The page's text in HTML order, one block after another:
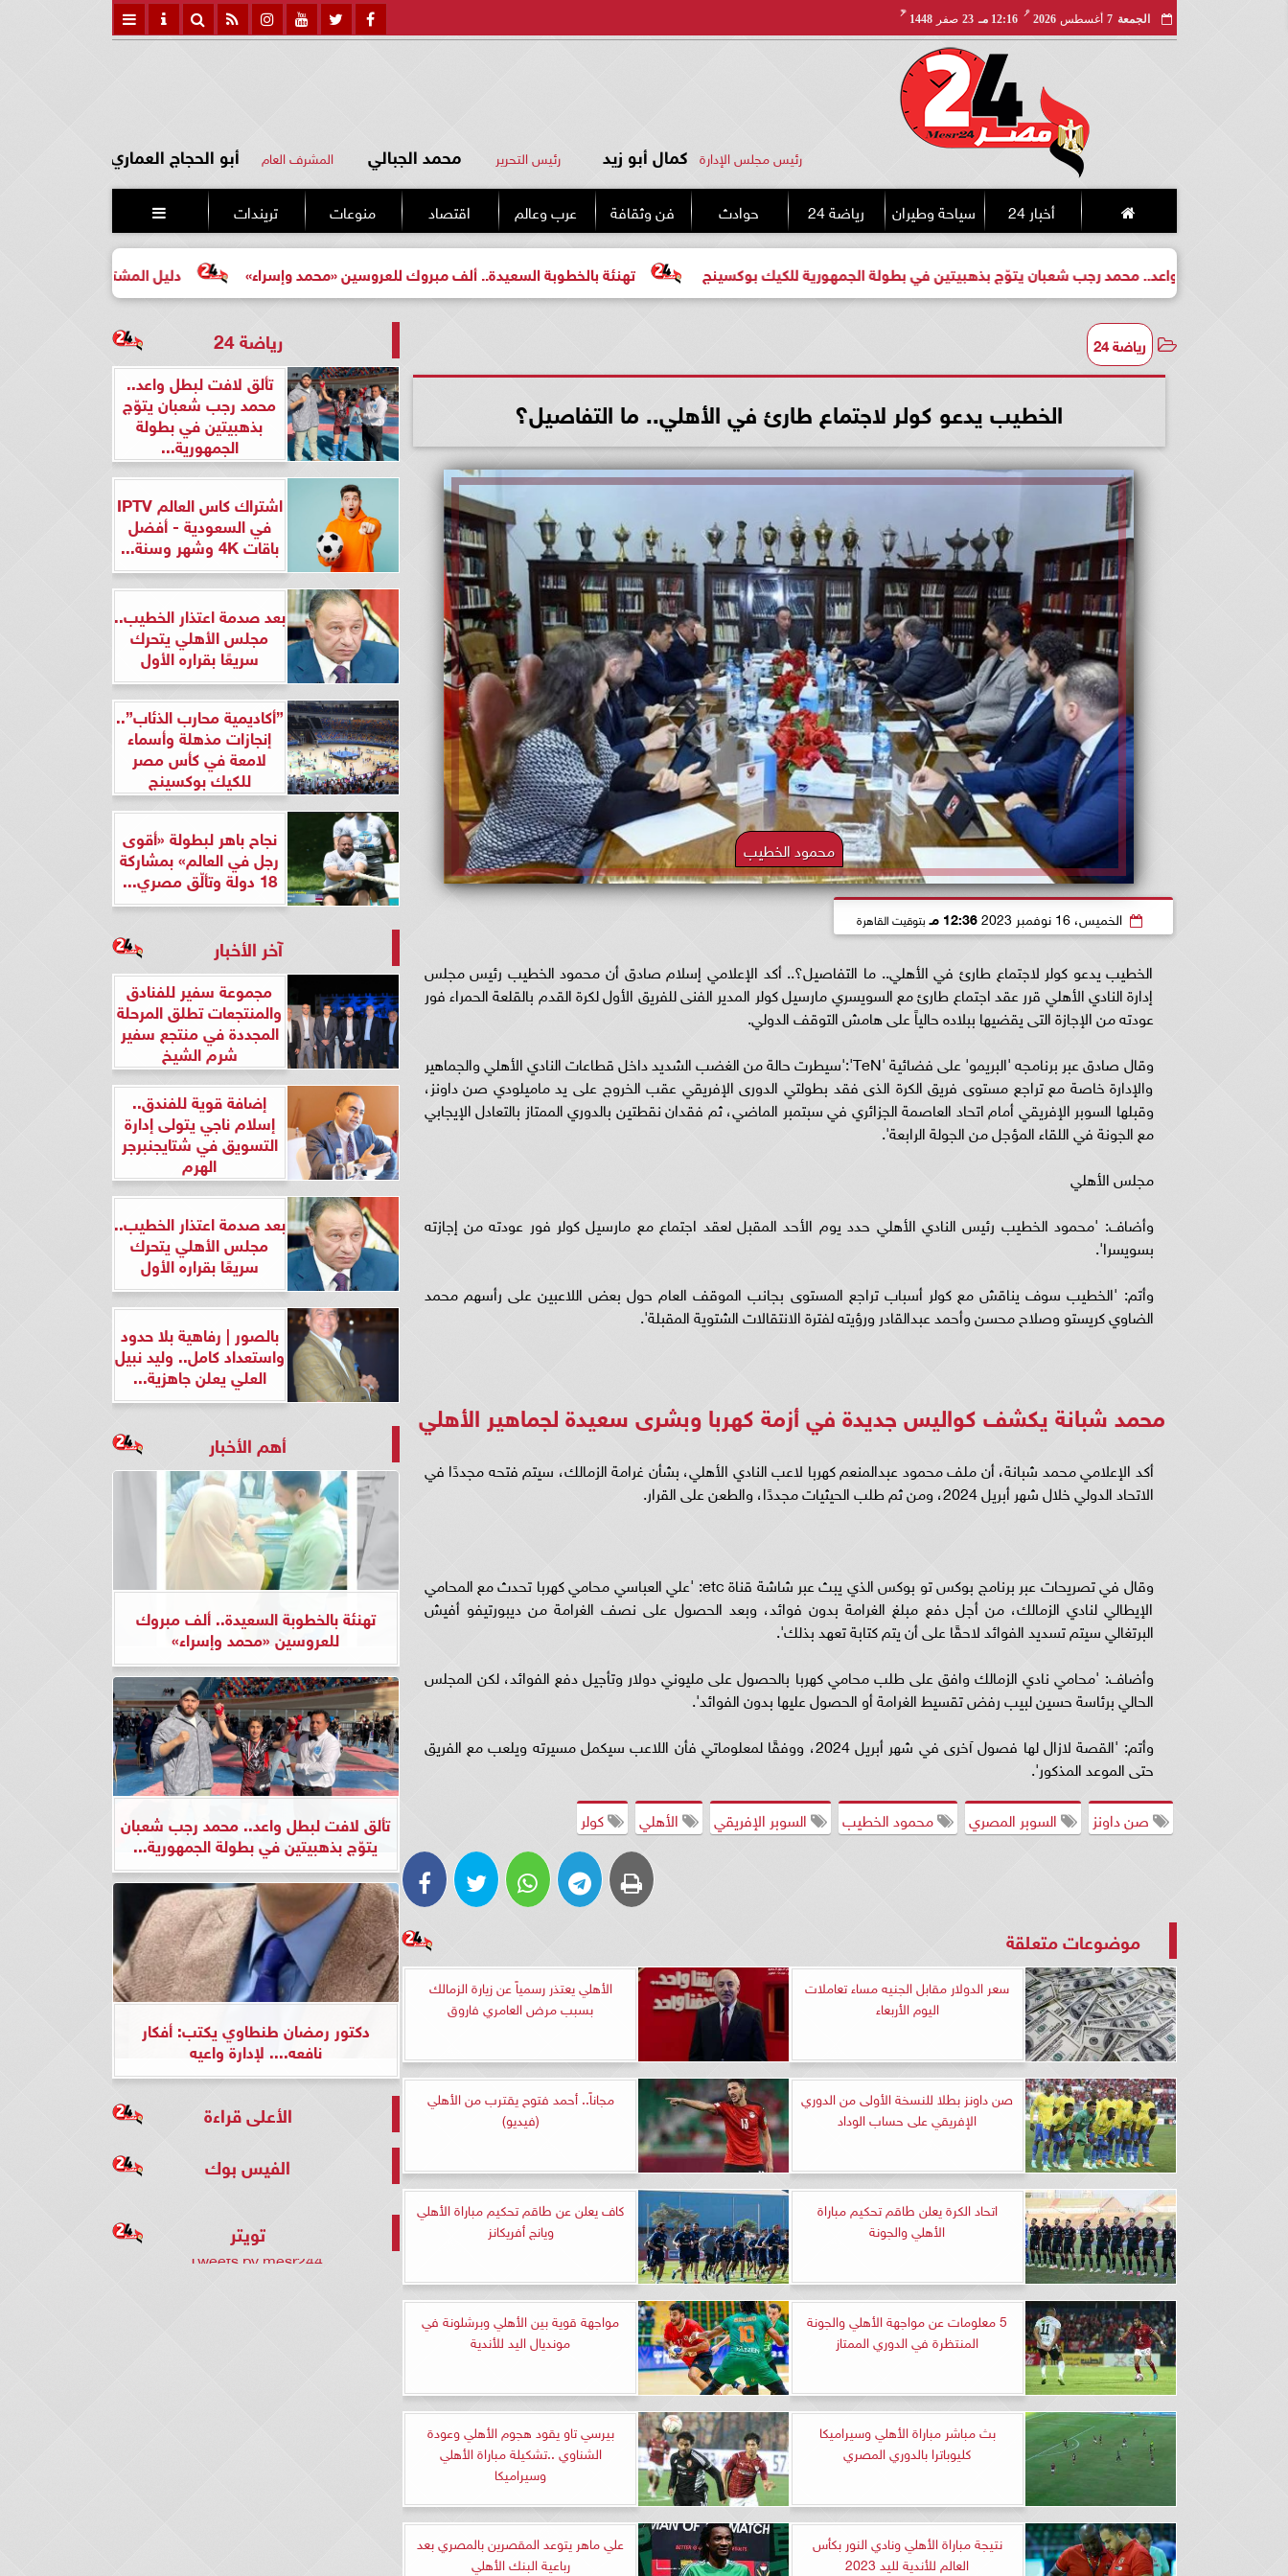
الجمعة 7 أغسطس 2026
مـ
12:16 مـ 23 صفر 1448
هـ
رئيس مجلس الإدارة كمال أبو زيد رئيس التحرير محمد الجبالي المشرف العام أبو الحجاج العماري
أخبار 24 سياحة وطيران رياضة 24 حوادث فن وثقافة عرب وعالم اقتصاد منوعات تريندات 
دليل المشتري لأول مرة لاختيار مشروع تهنئة بالخطوبة السعيدة.. ألف مبروك للعروسين «محمد وإسراء» واعد.. محمد رجب شعبان يتوّج بذهبيتين في بطولة الجمهورية للكيك بوكسينج
رياضة 24
الخطيب يدعو كولر لاجتماع طارئ في الأهلي.. ما التفاصيل؟
محمود الخطيب
الخميس، 16 نوفمبر 2023 12:36 مـ بتوقيت القاهرة
الخطيب يدعو كولر لاجتماع طارئ في الأهلي.. ما التفاصيل؟.. أكد الإعلامي إسلام صادق أن محمود الخطيب رئيس مجلس
إدارة النادي الأهلي قرر عقد اجتماع طارئ مع السويسري مارسيل كولر المدير الفنى للفريق الأول لكرة القدم بالقلعة الحمراء فور
عودته من الإجازة التى يقضيها ببلاده حالياً على هامش التوقف الدولي.
وقال صادق عبر برنامجه 'البريمو' على فضائية 'TeN':'سيطرت حالة من الغضب الشديد داخل قطاعات النادي الأهلي والجماهير
والإدارة خاصة مع تراجع مستوى فريق الكرة الذى فقد بطولتي الدورى الإفريقي عقب الخروج على يد ماميلودي صن داونز،
وقبلها السوبر الإفريقي أمام اتحاد العاصمة الجزائري في سبتمبر الماضي، ثم فقدان نقطتين بالدوري الممتاز بالتعادل الإيجابي
مع الجونة في اللقاء المؤجل من الجولة الرابعة'.
مجلس الأهلي
وأضاف: 'محمود الخطيب رئيس النادي الأهلي حدد يوم الأحد المقبل لعقد اجتماع مع مارسيل كولر فور عودته من إجازته
بسويسرا'.
وأتم: 'الخطيب سوف يناقش مع كولر أسباب تراجع المستوى بجانب الموقف العام حول بعض اللاعبين على رأسهم محمد
الضاوي كريستو وصلاح محسن وأحمد عبدالقادر ورؤيته لفترة الانتقالات الشتوية المقبلة'.
محمد شبانة يكشف كواليس جديدة في أزمة كهربا وبشرى سعيدة لجماهير الأهلي
أكد الإعلامي محمد شبانة، أن ملف محمود عبدالمنعم كهربا لاعب النادي الأهلي، بشأن غرامة الزمالك، سيتم فتحه مجددًا في
الاتحاد الدولي خلال شهر أبريل 2024، ومن ثم طلب الحيثيات مجددًا، والطعن على القرار.
وقال في تصريحات عبر برنامج بوكس تو بوكس الذي يبث عبر شاشة قناة etc: 'علي العباسي محامي كهربا تحدث مع المحامي
الإيطالي لنادي الزمالك، من أجل دفع مبلغ الغرامة بدون فوائد، وبعد الحصول على نصف الغرامة من ديبورتيفو أفيش
البرتغالي سيتم تسديد الفوائد لاحقًا على أن يتم كتابة تعهد بذلك'.
وأضاف: 'محامي نادي الزمالك وافق على طلب محامي كهربا بالحصول على مليوني دولار وتأجيل دفع الفوائد، لكن المجلس
الحالي برئاسة حسين لبيب رفض تقسيط الغرامة أو الحصول عليها بدون الفوائد'.
وأتم: 'القصة لازال لها فصول آخرى في شهر أبريل 2024، ووفقًا لمعلوماتي فأن اللاعب سيكمل مسيرته ويلعب مع الفريق
حتى الموعد المذكور'.
صن داونز
السوبر المصري محمود الخطيب السوبر الإفريقي الأهلي كولر
موضوعات متعلقة
سعر الدولار مقابل الجنيه مساء تعاملات
اليوم الأربعاء
الأهلي يعتذر رسمياً عن زيارة الزمالك
بسبب مرض العامري فاروق
صن داونز بطلا للنسخة الأولى من الدوري
الإفريقي على حساب الوداد
مجاناً.. أحمد فتوح يقترب من الأهلي
(فيديو)
اتحاد الكرة يعلن طاقم تحكيم مباراة
الأهلي والجونة
كاف يعلن عن طاقم تحكيم مباراة الأهلي
ويانج أفريكانز
5 معلومات عن مواجهة الأهلي والجونة
المنتظرة في الدوري الممتاز
مواجهة قوية بين الأهلي وبرشلونة في
مونديال اليد للأندية
بث مباشر مباراة الأهلي وسيراميكا
كليوباترا بالدوري المصري
بيرسي تاو يقود هجوم الأهلي وعودة
الشناوي ..تشكيلة مباراة الأهلي
وسيراميكا
نتيجة مباراة الأهلي ونادي النور بكأس
العالم للأندية لليد 2023
علي ماهر يتوعد المقصرين بالمصري بعد
رباعية البنك الأهلي
رياضة 24
تألق لافت لبطل واعد..
محمد رجب شعبان يتوّج
بذهبيتين في بطولة
الجمهورية...
اشتراك كاس العالم IPTV
في السعودية - أفضل
باقات 4K وشهر وسنة...
بعد صدمة اعتذار الخطيب..
مجلس الأهلي يتحرك
سريعًا بقراره الأول
”أكاديمية محارب الذئاب”..
إنجازات مذهلة وأسماء
لامعة في كأس مصر
للكيك بوكسينج
نجاح باهر لبطولة «أقوى
رجل في العالم» بمشاركة
18 دولة وتألّق مصري...
آخر الأخبار
مجموعة سفير للفنادق
والمنتجعات تطلق المرحلة
المجددة في منتجع سفير
شرم الشيخ
إضافة قوية للفندق..
إسلام ناجي يتولى إدارة
التسويق في شتايجنبرجر
الهرم
بعد صدمة اعتذار الخطيب..
مجلس الأهلي يتحرك
سريعًا بقراره الأول
بالصور | رفاهية بلا حدود
واستعداد كامل.. وليد نبيل
العلي يعلن جاهزية...
أهم الأخبار
تهنئة بالخطوبة السعيدة.. ألف مبروك
للعروسين «محمد وإسراء»
تألق لافت لبطل واعد.. محمد رجب شعبان
يتوّج بذهبيتين في بطولة الجمهورية...
دكتور رمضان طنطاوي يكتب: أفكار
نافعه.... لإدارة واعيه
الأعلى قراءة
الفيس بوك
تويتر
Tweets by mesr244